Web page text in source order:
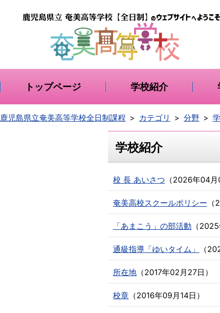
トップページ 学校紹介
鹿児島県立奄美高等学校全日制課程 カテゴリ 分野
学校紹介
校 長 あいさつ （2026年04月
奄美高校スクールポリシー （
「あまこう」の部活動 （2025
通級指導「ゆいタイム」 （
所在地 （2017年02月27日 ）
校章 （2016年09月14日 ）